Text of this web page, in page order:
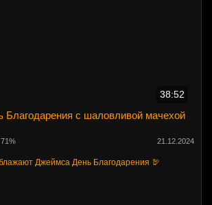
38:52
Благодарения с шаловливой мачехой
71% 21.12.2024